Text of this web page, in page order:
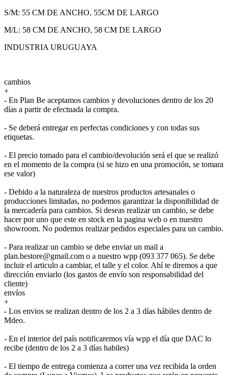
S/M: 55 CM DE ANCHO, 55CM DE LARGO
M/L: 58 CM DE ANCHO, 58 CM DE LARGO
INDUSTRIA URUGUAYA
cambios
+
- En Plan Be aceptamos cambios y devoluciones dentro de los 20
días a partir de efectuada la compra.
- Se deberá entregar en perfectas condiciones y con todas sus
etiquetas.
- El precio tomado para el cambio/devolución será el que se realizó
en el momento de la compra (si se hizo en una promoción, se tomara
ese valor)
- Debido a la naturaleza de nuestros productos artesanales o
producciones limitadas, no podemos garantizar la disponibilidad de
la mercadería para cambios. Si deseas realizar un cambio, se debe
hacer por uno que este en stock en la pagina web o en nuestro
showroom. No podemos realizar pedidos especiales para un cambio.
- Para realizar un cambio se debe enviar un mail a
plan.bestore@gmail.com o a nuestro wpp (093 377 065). Se debe
incluir el articulo a cambiar, el talle y el color. Ahí te diremos a que
dirección enviarlo (los gastos de envío son responsabilidad del
cliente)
envíos
+
- Los envios se realizan dentro de los 2 a 3 días hábiles dentro de
Mdeo.
- En el interior del país notificaremos vía wpp el día que DAC lo
recibe (dentro de los 2 a 3 días habiles)
- El tiempo de entrega comienza a correr una vez recibida la orden